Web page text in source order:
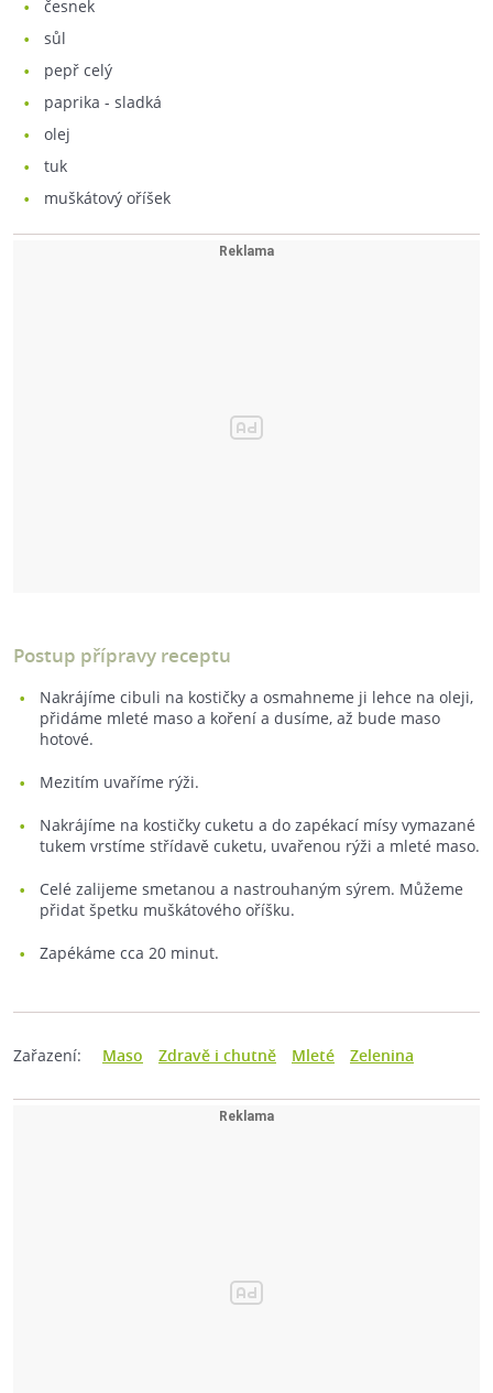
česnek
sůl
pepř celý
paprika - sladká
olej
tuk
muškátový oříšek
Postup přípravy receptu
Nakrájíme cibuli na kostičky a osmahneme ji lehce na oleji,
přidáme mleté maso a koření a dusíme, až bude maso
hotové.
Mezitím uvaříme rýži.
Nakrájíme na kostičky cuketu a do zapékací mísy vymazané
tukem vrstíme střídavě cuketu, uvařenou rýži a mleté maso.
Celé zalijeme smetanou a nastrouhaným sýrem. Můžeme
přidat špetku muškátového oříšku.
Zapékáme cca 20 minut.
Zařazení: Maso Zdravě i chutně Mleté Zelenina